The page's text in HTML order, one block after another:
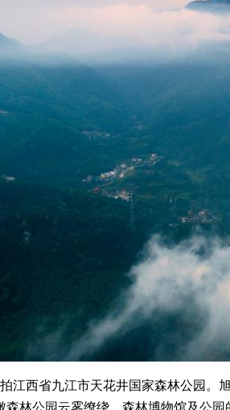
西省九江市天花井国家森林公园。
森林公园云雾缭绕，森林博物馆及公